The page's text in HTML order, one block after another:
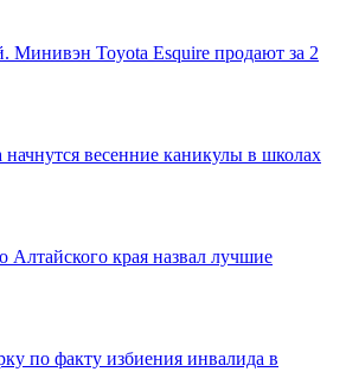
Минивэн Toyota Esquire продают за 2
начнутся весенние каникулы в школах
Алтайского края назвал лучшие
по факту избиения инвалида в